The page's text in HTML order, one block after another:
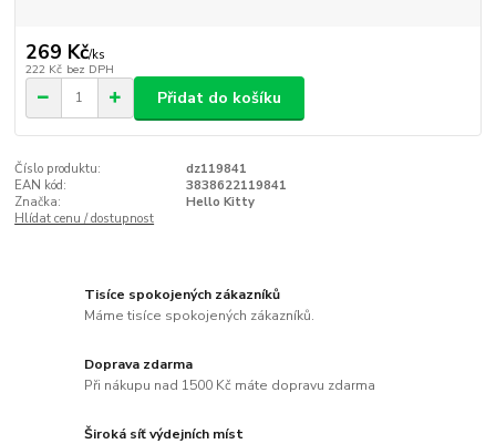
269 Kč/ks
222 Kč bez DPH
Přidat do košíku
Číslo produktu:
dz119841
EAN kód:
3838622119841
Značka:
Hello Kitty
Hlídat cenu / dostupnost
Tisíce spokojených zákazníků
Máme tisíce spokojených zákazníků.
Doprava zdarma
Při nákupu nad 1500 Kč máte dopravu zdarma
Široká síť výdejních míst